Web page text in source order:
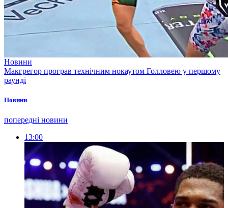
Новини
Макгрегор програв технічним нокаутом Голловею у першому
раунді
Новини
попередні новини
13:00